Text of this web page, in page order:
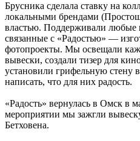
Брусника сделала ставку на
локальными брендами
властью. Поддерживали любые
связанные с «Радостью» —
фотопроекты. Мы освещали
вывески, создали тизер для
установили грифельную стену
написать, что для них радость.
«Радость» вернулась в Омск в
мероприятии мы зажгли
Бетховена.